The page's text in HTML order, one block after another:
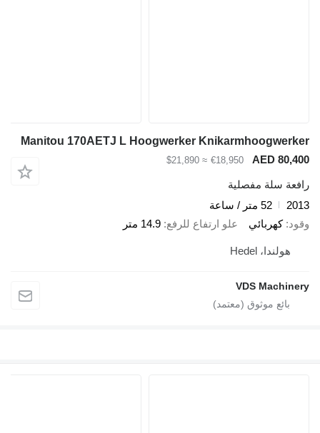
Manitou 170AETJ L Hoogwerker Knikarmhoogwerker
AED 80,400
€18,950
≈ $21,890
رافعة سلة مفصلية
2013
52 متر / ساعة
وقود كهربائي علو ارتفاع للرفع 14.9 متر
هولندا، Hedel
VDS Machinery